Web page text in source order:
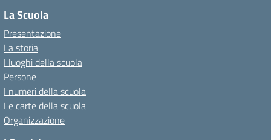
La Scuola
Presentazione
La storia
I luoghi della scuola
Persone
I numeri della scuola
Le carte della scuola
Organizzazione